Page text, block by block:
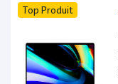
Top Produit